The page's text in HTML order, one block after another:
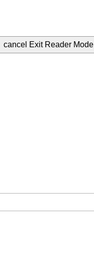
cancel Exit Reader Mode